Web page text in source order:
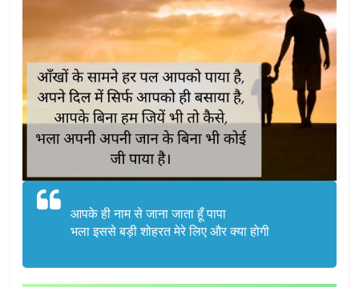
आपके ही नाम से जाना जाता हूँ पापा
भला इससे बड़ी शोहरत मेरे लिए और क्या होगी